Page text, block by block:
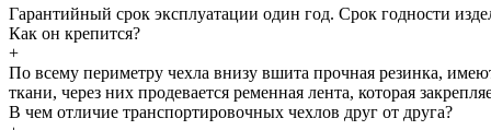
Гарантийный срок эксплуатации один год. Срок годности
Как он крепится?
+
По всему периметру чехла внизу вшита прочная резинка,
ткани, через них продевается ременная лента, которая
В чем отличие транспортировочных чехлов друг от друга?